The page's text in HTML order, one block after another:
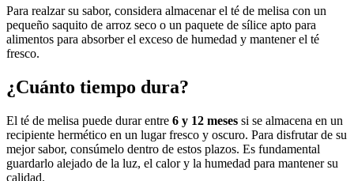
Para realzar su sabor, considera almacenar el té de melisa con un
pequeño saquito de arroz seco o un paquete de sílice apto para
alimentos para absorber el exceso de humedad y mantener el té
fresco.
¿Cuánto tiempo dura?
El té de melisa puede durar entre 6 y 12 meses si se almacena en un
recipiente hermético en un lugar fresco y oscuro. Para disfrutar de su
mejor sabor, consúmelo dentro de estos plazos. Es fundamental
guardarlo alejado de la luz, el calor y la humedad para mantener su
calidad.